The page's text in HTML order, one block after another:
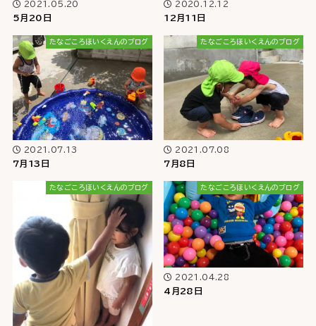
2021.05.20
5月20日
2020.12.12
12月11日
たなごころほいくえんのブログ
2021.07.13
7月13日
たなごころほいくえんのブログ
2021.07.08
7月8日
たなごころほいくえんのブログ たなごころほいくえんのブログ
2021.04.28
4月28日